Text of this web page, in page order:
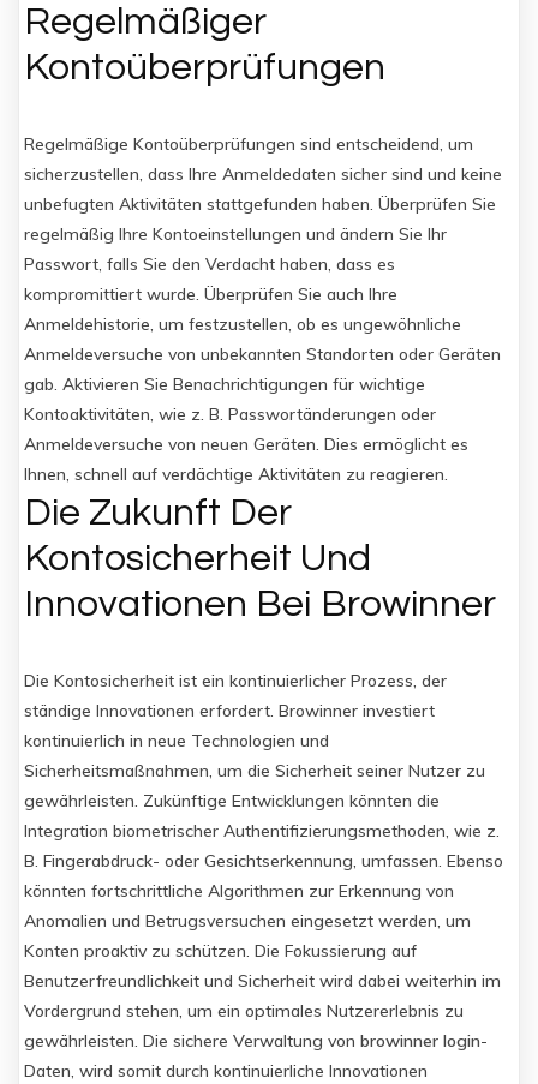
Regelmäßiger
Kontoüberprüfungen
Regelmäßige Kontoüberprüfungen sind entscheidend, um
sicherzustellen, dass Ihre Anmeldedaten sicher sind und keine
unbefugten Aktivitäten stattgefunden haben. Überprüfen Sie
regelmäßig Ihre Kontoeinstellungen und ändern Sie Ihr
Passwort, falls Sie den Verdacht haben, dass es
kompromittiert wurde. Überprüfen Sie auch Ihre
Anmeldehistorie, um festzustellen, ob es ungewöhnliche
Anmeldeversuche von unbekannten Standorten oder Geräten
gab. Aktivieren Sie Benachrichtigungen für wichtige
Kontoaktivitäten, wie z. B. Passwortänderungen oder
Anmeldeversuche von neuen Geräten. Dies ermöglicht es
Ihnen, schnell auf verdächtige Aktivitäten zu reagieren.
Die Zukunft Der
Kontosicherheit Und
Innovationen Bei Browinner
Die Kontosicherheit ist ein kontinuierlicher Prozess, der
ständige Innovationen erfordert. Browinner investiert
kontinuierlich in neue Technologien und
Sicherheitsmaßnahmen, um die Sicherheit seiner Nutzer zu
gewährleisten. Zukünftige Entwicklungen könnten die
Integration biometrischer Authentifizierungsmethoden, wie z.
B. Fingerabdruck- oder Gesichtserkennung, umfassen. Ebenso
könnten fortschrittliche Algorithmen zur Erkennung von
Anomalien und Betrugsversuchen eingesetzt werden, um
Konten proaktiv zu schützen. Die Fokussierung auf
Benutzerfreundlichkeit und Sicherheit wird dabei weiterhin im
Vordergrund stehen, um ein optimales Nutzererlebnis zu
gewährleisten. Die sichere Verwaltung von browinner login-
Daten, wird somit durch kontinuierliche Innovationen